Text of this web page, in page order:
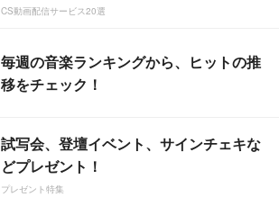
CS動画配信サービス20選
毎週の音楽ランキングから、ヒットの推
移をチェック！
試写会、登壇イベント、サインチェキな
どプレゼント！
プレゼント特集